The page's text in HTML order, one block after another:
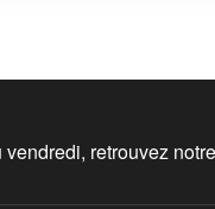
vendredi, retrouvez